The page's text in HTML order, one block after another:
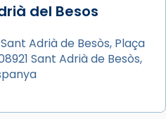
a Barcelona, i als
de Barcelona.
el cardenal Joan
la missa i l’ha
de Barcelona,
del Besos
Adrià de Besòs, Plaça
Sant Adrià de Besòs,